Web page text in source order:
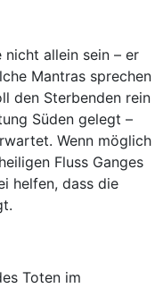
allein sein – er
Mantras sprechen
den Sterbenden rein
Süden gelegt –
Wenn möglich
Fluss Ganges
helfen, dass die
Toten im